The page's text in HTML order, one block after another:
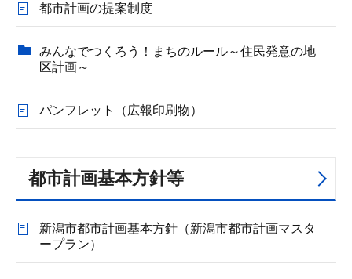
都市計画の提案制度
みんなでつくろう！まちのルール～住民発意の地
区計画～
パンフレット（広報印刷物）
都市計画基本方針等
新潟市都市計画基本方針（新潟市都市計画マスタ
ープラン）